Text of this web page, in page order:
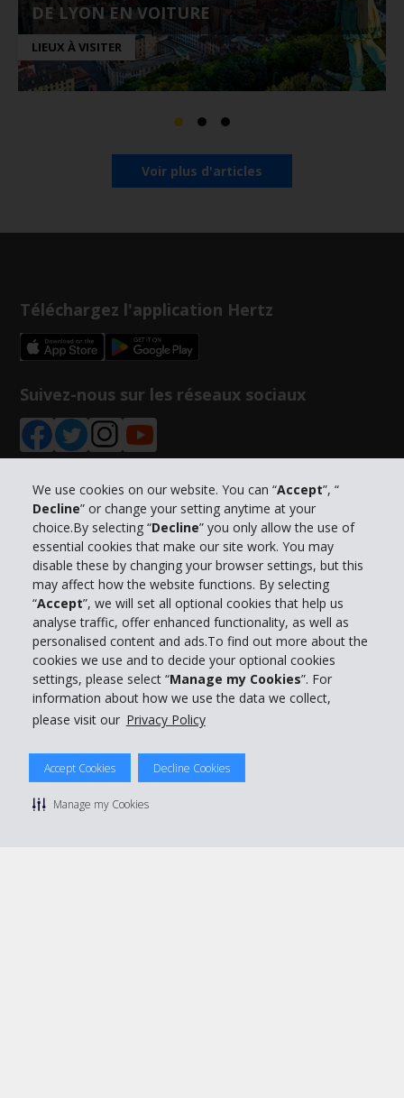
We use cookies on our website. You can “Accept”, “
Decline” or change your setting anytime at your
choice.By selecting “Decline” you only allow the use of
essential cookies that make our site work. You may
disable these by changing your browser settings, but this
may affect how the website functions. By selecting
“Accept”, we will set all optional cookies that help us
analyse traffic, offer enhanced functionality, as well as
personalised content and ads.To find out more about the
cookies we use and to decide your optional cookies
settings, please select “Manage my Cookies”. For
information about how we use the data we collect,
please visit our Privacy Policy
Accept Cookies Decline Cookies
Manage my Cookies
DE LYON EN VOITURE
LIEUX À VISITER
Voir plus d'articles
Téléchargez l'application Hertz
Suivez-nous sur les réseaux sociaux
Informations sur l'entreprise
Entreprise
Support client
Réserver avec Hertz
Politique de confidentialité
Conditions de location
Gérer mes cookies